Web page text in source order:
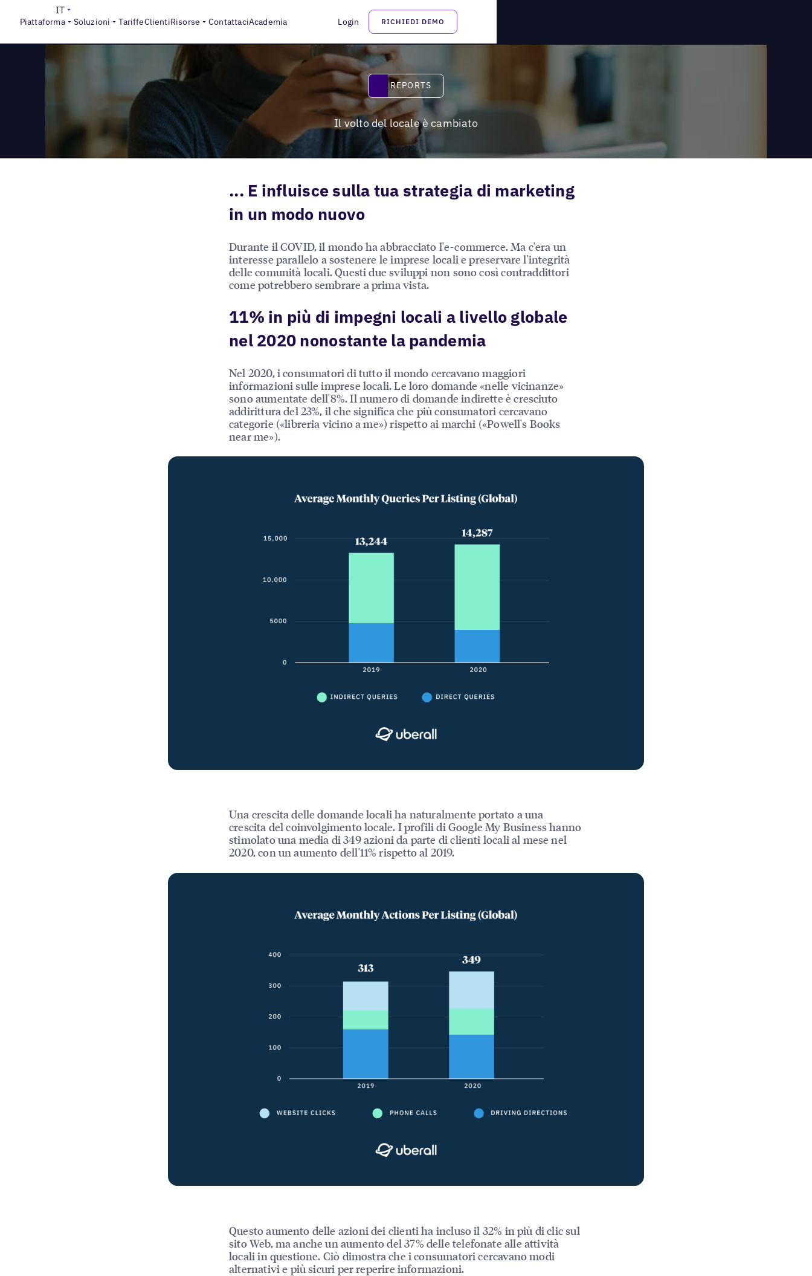
Piattaforma Soluzioni TariffeClientiRisorse ContattaciAcademia Login RICHIEDI DEMO
IT
Reports
Reports
REPORTS
Il volto del locale è cambiato
... E influisce sulla tua strategia di marketing
in un modo nuovo
Durante il COVID, il mondo ha abbracciato l'e-commerce. Ma c'era un
interesse parallelo a sostenere le imprese locali e preservare l'integrità
delle comunità locali. Questi due sviluppi non sono così contraddittori
come potrebbero sembrare a prima vista.
11% in più di impegni locali a livello globale
nel 2020 nonostante la pandemia
Nel 2020, i consumatori di tutto il mondo cercavano maggiori
informazioni sulle imprese locali. Le loro domande «nelle vicinanze»
sono aumentate dell'8%. Il numero di domande indirette è cresciuto
addirittura del 23%, il che significa che più consumatori cercavano
categorie («libreria vicino a me») rispetto ai marchi («Powell's Books
near me»).
Una crescita delle domande locali ha naturalmente portato a una
crescita del coinvolgimento locale. I profili di Google My Business hanno
stimolato una media di 349 azioni da parte di clienti locali al mese nel
2020, con un aumento dell'11% rispetto al 2019.
Questo aumento delle azioni dei clienti ha incluso il 32% in più di clic sul
sito Web, ma anche un aumento del 37% delle telefonate alle attività
locali in questione. Ciò dimostra che i consumatori cercavano modi
alternativi e più sicuri per reperire informazioni.